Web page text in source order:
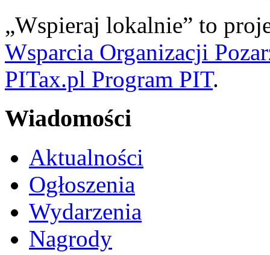
„Wspieraj lokalnie” to
Wsparcia Organizacji
PITax.pl Program PIT.
Wiadomości
Aktualności
Ogłoszenia
Wydarzenia
Nagrody